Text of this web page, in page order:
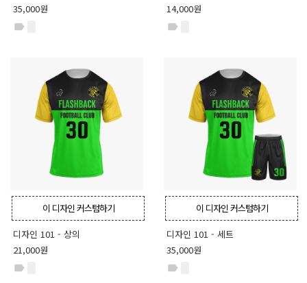
35,000원
label
14,000원
label
이 디자인 커스텀하기
디자인 101 - 상의
21,000원
label
이 디자인 커스텀하기
디자인 101 - 세트
35,000원
label